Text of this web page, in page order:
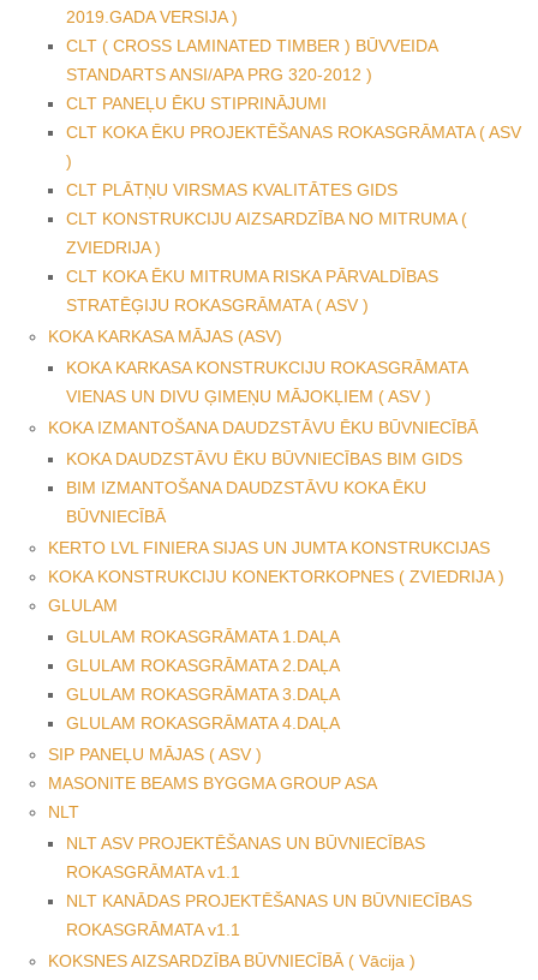
2019.GADA VERSIJA )
CLT ( CROSS LAMINATED TIMBER ) BŪVVEIDA
STANDARTS ANSI/APA PRG 320-2012 )
CLT PANEĻU ĒKU STIPRINĀJUMI
CLT KOKA ĒKU PROJEKTĒŠANAS ROKASGRĀMATA ( ASV
)
CLT PLĀTŅU VIRSMAS KVALITĀTES GIDS
CLT KONSTRUKCIJU AIZSARDZĪBA NO MITRUMA (
ZVIEDRIJA )
CLT KOKA ĒKU MITRUMA RISKA PĀRVALDĪBAS
STRATĒĢIJU ROKASGRĀMATA ( ASV )
KOKA KARKASA MĀJAS (ASV)
KOKA KARKASA KONSTRUKCIJU ROKASGRĀMATA
VIENAS UN DIVU ĢIMEŅU MĀJOKĻIEM ( ASV )
KOKA IZMANTOŠANA DAUDZSTĀVU ĒKU BŪVNIECĪBĀ
KOKA DAUDZSTĀVU ĒKU BŪVNIECĪBAS BIM GIDS
BIM IZMANTOŠANA DAUDZSTĀVU KOKA ĒKU
BŪVNIECĪBĀ
KERTO LVL FINIERA SIJAS UN JUMTA KONSTRUKCIJAS
KOKA KONSTRUKCIJU KONEKTORKOPNES ( ZVIEDRIJA )
GLULAM
GLULAM ROKASGRĀMATA 1.DAĻA
GLULAM ROKASGRĀMATA 2.DAĻA
GLULAM ROKASGRĀMATA 3.DAĻA
GLULAM ROKASGRĀMATA 4.DAĻA
SIP PANEĻU MĀJAS ( ASV )
MASONITE BEAMS BYGGMA GROUP ASA
NLT
NLT ASV PROJEKTĒŠANAS UN BŪVNIECĪBAS
ROKASGRĀMATA v1.1
NLT KANĀDAS PROJEKTĒŠANAS UN BŪVNIECĪBAS
ROKASGRĀMATA v1.1
KOKSNES AIZSARDZĪBA BŪVNIECĪBĀ ( Vācija )